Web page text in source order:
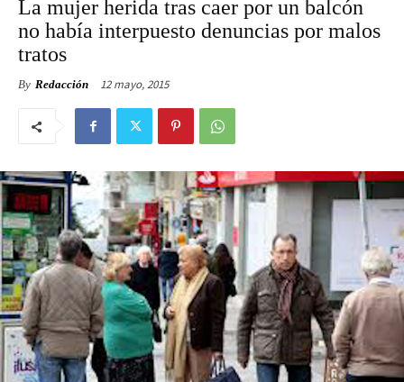
La mujer herida tras caer por un balcón
no había interpuesto denuncias por malos
tratos
By Redacción 12 mayo, 2015